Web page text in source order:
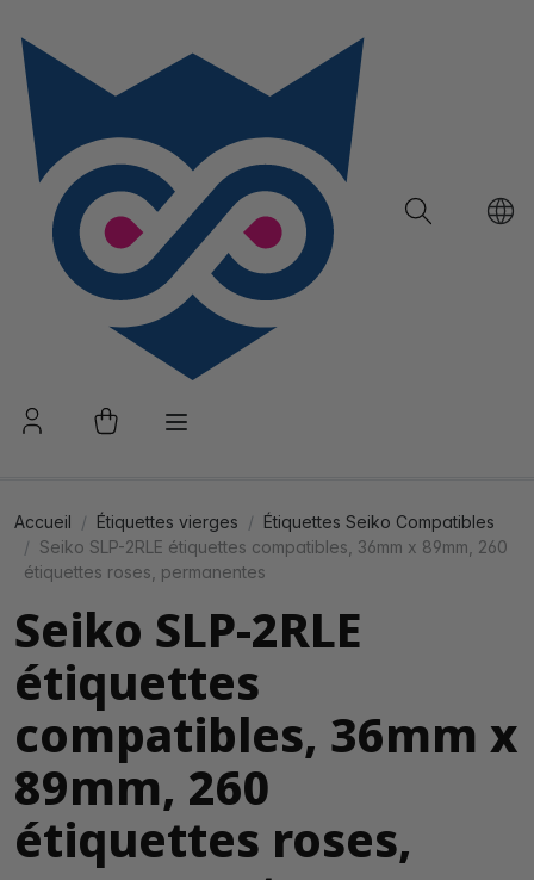
Accueil Étiquettes vierges
Étiquettes Seiko Compatibles
Seiko SLP-2RLE étiquettes compatibles, 36mm x 89mm, 260
étiquettes roses, permanentes
Seiko SLP-2RLE
étiquettes
compatibles, 36mm x
89mm, 260
étiquettes roses,